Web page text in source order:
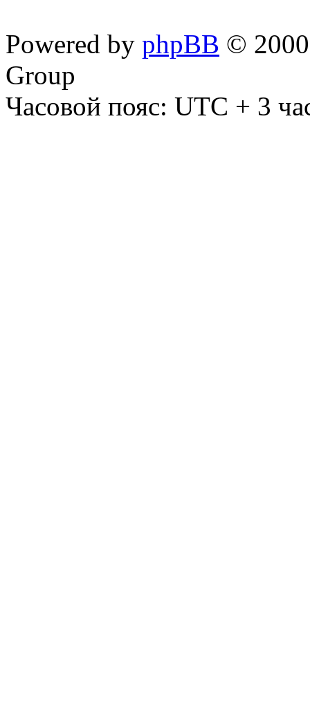
Powered by phpBB ©
Group
Часовой пояс: UTC + 3